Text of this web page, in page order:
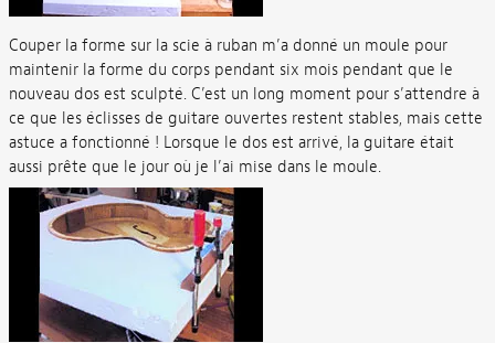
Couper la forme sur la scie à ruban m’a donné un moule pour
maintenir la forme du corps pendant six mois pendant que le
nouveau dos est sculpté. C’est un long moment pour s’attendre à
ce que les éclisses de guitare ouvertes restent stables, mais cette
astuce a fonctionné ! Lorsque le dos est arrivé, la guitare était
aussi prête que le jour où je l’ai mise dans le moule.